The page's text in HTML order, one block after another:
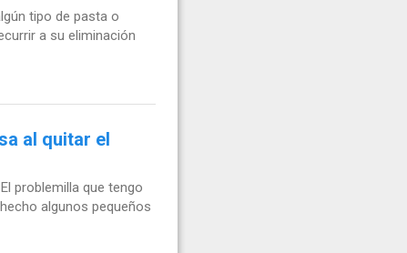
tipo de pasta o
a su eliminación
al quitar el
problemilla que tengo
algunos pequeños